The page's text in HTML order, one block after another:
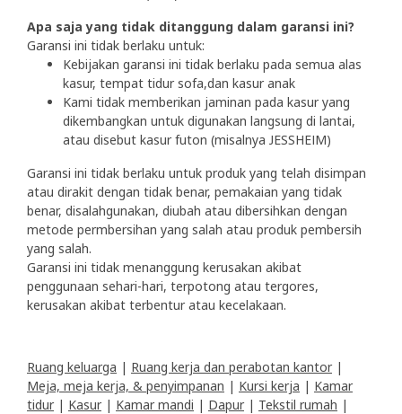
Apa saja yang tidak ditanggung dalam garansi ini?
Garansi ini tidak berlaku untuk:
Kebijakan garansi ini tidak berlaku pada semua alas
kasur, tempat tidur sofa,dan kasur anak
Kami tidak memberikan jaminan pada kasur yang
dikembangkan untuk digunakan langsung di lantai,
atau disebut kasur futon (misalnya JESSHEIM)
Garansi ini tidak berlaku untuk produk yang telah disimpan
atau dirakit dengan tidak benar, pemakaian yang tidak
benar, disalahgunakan, diubah atau dibersihkan dengan
metode permbersihan yang salah atau produk pembersih
yang salah.
Garansi ini tidak menanggung kerusakan akibat
penggunaan sehari-hari, terpotong atau tergores,
kerusakan akibat terbentur atau kecelakaan.
Ruang keluarga | Ruang kerja dan perabotan kantor |
Meja, meja kerja, & penyimpanan | Kursi kerja | Kamar
tidur | Kasur | Kamar mandi | Dapur | Tekstil rumah |